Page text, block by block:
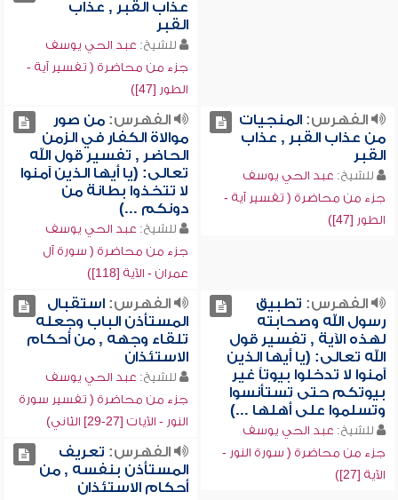
عذاب القبر , عذاب
القبر
للشيخ: عبد الحي يوسف
جزء من محاضرة ( تفسير آية -
الطور [47])
الفهرس:المنجيات
من عذاب القبر , عذاب
القبر
للشيخ: عبد الحي يوسف
جزء من محاضرة ( تفسير آية -
الطور [47])
الفهرس:من صور
موالاة الكفار في الزمن
الحاضر , تفسير قول الله
تعالى: (يا أيها الذين آمنوا
لا تتخذوا بطانة من
دونكم ...)
للشيخ: عبد الحي يوسف
جزء من محاضرة ( سورة آل
عمران - الآية [118])
الفهرس: تطبيق
رسول الله وصحابته
لهذه الآية , تفسير قول
الله تعالى: (يا أيها الذين
آمنوا لا تدخلوا بيوتاً غير
بيوتكم حتى تستأنسوا
وتسلموا على أهلها ...)
للشيخ: عبد الحي يوسف
جزء من محاضرة ( سورة النور -
الآية [27])
الفهرس:استقبال
المستأذن الباب وجعله
تلقاء وجهه , من أحكام
الاستئذان
للشيخ: عبد الحي يوسف
جزء من محاضرة ( تفسير سورة
النور - الآيات [27-29] الثاني)
الفهرس: تعريف
المستأذن بنفسه , من
أحكام الاستئذان